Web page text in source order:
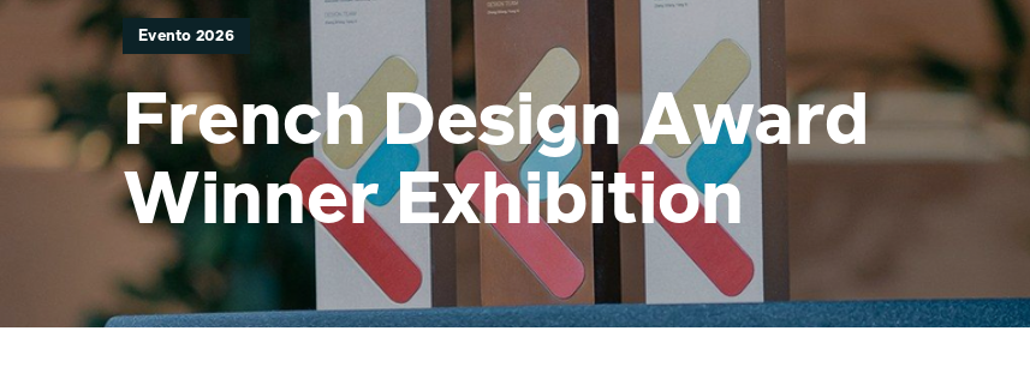
Evento 2026
French Design Award
Winner Exhibition